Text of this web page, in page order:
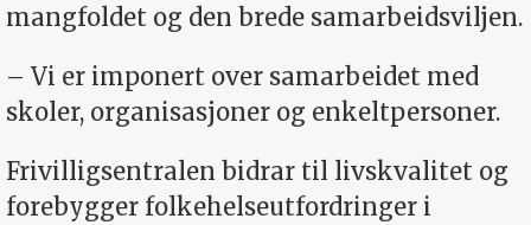
mangfoldet og den brede samarbeidsviljen.
– Vi er imponert over samarbeidet med
skoler, organisasjoner og enkeltpersoner.
Frivilligsentralen bidrar til livskvalitet og
forebygger folkehelseutfordringer i